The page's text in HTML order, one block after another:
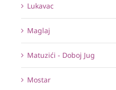
Lukavac
Maglaj
Matuzići - Doboj Jug
Mostar